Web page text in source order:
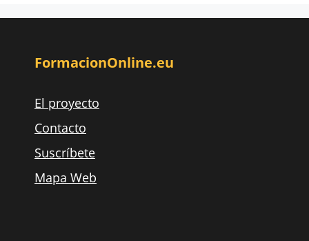
FormacionOnline.eu
El proyecto
Contacto
Suscríbete
Mapa Web